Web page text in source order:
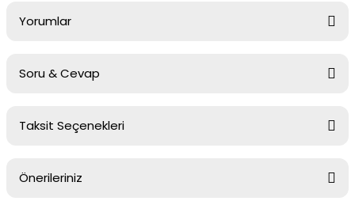
Yorumlar
Soru & Cevap
Ürün hakkında henüz soru sorulmamış.
Taksit Seçenekleri
Önerileriniz